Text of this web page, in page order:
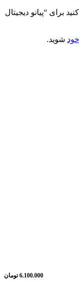
برای “پیانو دیجیتال
شوید.
6.100.000 تومان